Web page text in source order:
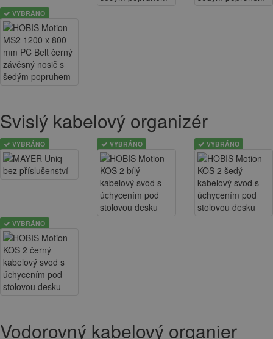
VYBRÁNO
Svislý kabelový organizér
VYBRÁNO VYBRÁNO VYBRÁNO
VYBRÁNO
Vodorovný kabelový organier